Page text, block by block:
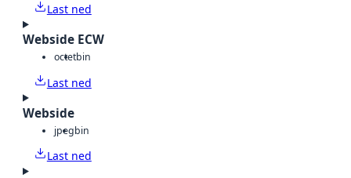
Last ned
Webside ECW
octetbin
Last ned
Webside
jpegbin
Last ned